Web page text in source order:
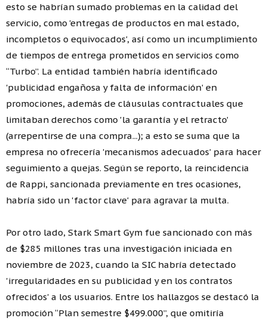
esto se habrían sumado problemas en la calidad del
servicio, como 'entregas de productos en mal estado,
incompletos o equivocados', así como un incumplimiento
de tiempos de entrega prometidos en servicios como
“Turbo”. La entidad también habría identificado
'publicidad engañosa y falta de información' en
promociones, además de cláusulas contractuales que
limitaban derechos como 'la garantía y el retracto'
(arrepentirse de una compra...); a esto se suma que la
empresa no ofrecería 'mecanismos adecuados' para hacer
seguimiento a quejas. Según se reporto, la reincidencia
de Rappi, sancionada previamente en tres ocasiones,
habría sido un 'factor clave' para agravar la multa.
Por otro lado, Stark Smart Gym fue sancionado con más
de $285 millones tras una investigación iniciada en
noviembre de 2023, cuando la SIC habría detectado
'irregularidades en su publicidad y en los contratos
ofrecidos' a los usuarios. Entre los hallazgos se destacó la
promoción “Plan semestre $499.000”, que omitiría